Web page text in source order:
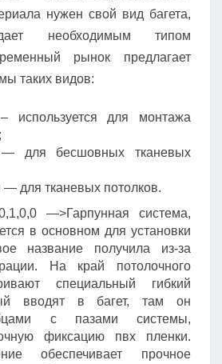
нужен свой вид багета,
необходимым типом
рынок предлагает
таких видов:
используется для монтажа
— для бесшовных тканевых
— для тканевых потолков.
—>Гарпунная система,
в основном для установки
название получила из-за
На край потолочного
специальный гибкий
вводят в багет, там он
с пазами системы,
фиксацию пвх пленки.
обеспечивает прочное